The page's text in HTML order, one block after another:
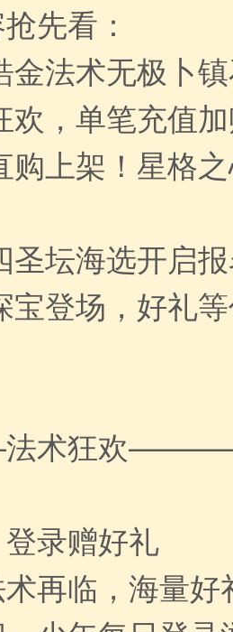
先看：
法术无极卜
，单笔充值
上架！星格
坛海选开启
登场，好礼
术狂欢
录赠好礼
再临，海量好